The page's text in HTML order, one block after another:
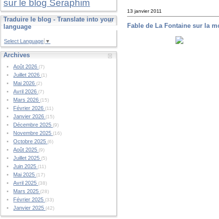
sur le blog Seraphim
Traduire le blog - Translate into your
language
Select Language ▼
Archives
Août 2026(7)
Juillet 2026(1)
Mai 2026(2)
Avril 2026(7)
Mars 2026(15)
Février 2026(11)
Janvier 2026(15)
Décembre 2025(9)
Novembre 2025(16)
Octobre 2025(6)
Août 2025(9)
Juillet 2025(5)
Juin 2025(11)
Mai 2025(17)
Avril 2025(38)
Mars 2025(28)
Février 2025(33)
Janvier 2025(42)
13 janvier 2011
Fable de La Fontaine sur la